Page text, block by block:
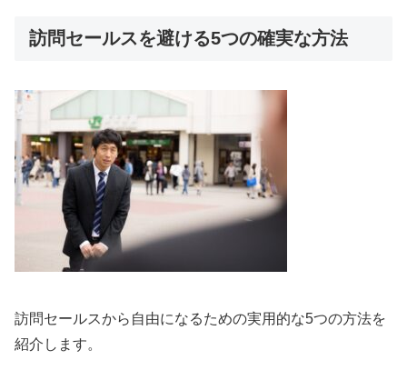
訪問セールスを避ける5つの確実な方法
訪問セールスから自由になるための実用的な5つの方法を
紹介します。